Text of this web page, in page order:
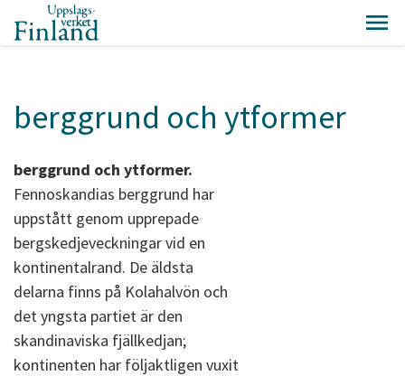
berggrund och ytformer
berggrund och ytformer.
Fennoskandias berggrund har
uppstått genom upprepade
bergskedjeveckningar vid en
kontinentalrand. De äldsta
delarna finns på Kolahalvön och
det yngsta partiet är den
skandinaviska fjällkedjan;
kontinenten har följaktligen vuxit